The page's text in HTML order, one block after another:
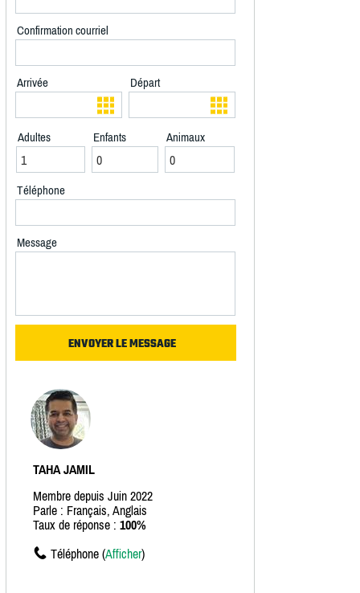
Confirmation courriel
Arrivée Départ
Adultes Enfants Animaux
Téléphone
Message
TAHA JAMIL
Membre depuis Juin 2022
Parle : Français, Anglais
Taux de réponse : 100%
Téléphone (Afficher)